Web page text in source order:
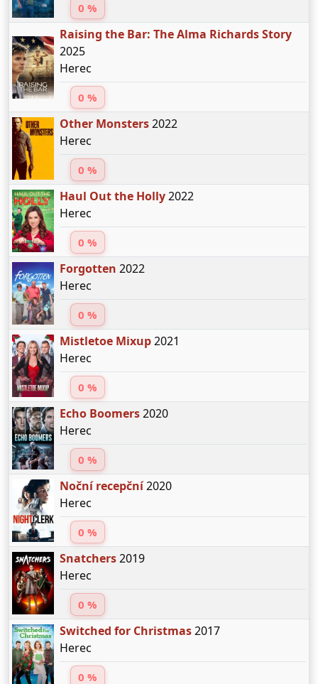
0 %
Raising the Bar: The Alma Richards Story
2025
Herec
0 %
Other Monsters2022
Herec
0 %
Haul Out the Holly2022
Herec
0 %
Forgotten 2022
Herec
0 %
Mistletoe Mixup2021
Herec
0 %
Echo Boomers2020
Herec
0 %
Noční recepční2020
Herec
0 %
Snatchers2019
Herec
0 %
Switched for Christmas2017
Herec
0 %